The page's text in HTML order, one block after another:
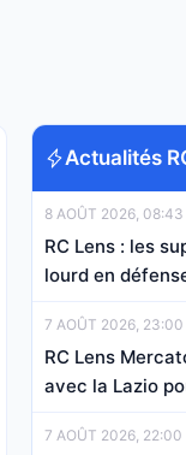
Actualités
8 AOÛT 2026, 08:43
RC Lens : les
lourd en
7 AOÛT 2026, 23:00
RC Lens
avec la Lazio
7 AOÛT 2026, 22:00